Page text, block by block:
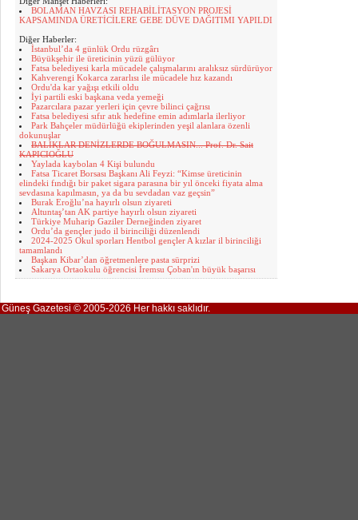
BOLAMAN HAVZASI REHABİLİTASYON PROJESİ
KAPSAMINDA ÜRETİCİLERE GEBE DÜVE DAĞITIMI YAPILDI
Diğer Haberler:
İstanbul’da 4 günlük Ordu rüzgârı
Büyükşehir ile üreticinin yüzü gülüyor
Fatsa belediyesi karla mücadele çalışmalarını aralıksız sürdürüyor
Kahverengi Kokarca zararlısı ile mücadele hız kazandı
Ordu'da kar yağışı etkili oldu
İyi partili eski başkana veda yemeği
Pazarcılara pazar yerleri için çevre bilinci çağrısı
Fatsa belediyesi sıfır atık hedefine emin adımlarla ilerliyor
Park Bahçeler müdürlüğü ekiplerinden yeşil alanlara özenli
dokunuşlar
BALIKLAR DENİZLERDE BOĞULMASIN... Prof. Dr. Sait
KAPICIOĞLU
Yaylada kaybolan 4 Kişi bulundu
Fatsa Ticaret Borsası Başkanı Ali Feyzi: “Kimse üreticinin
elindeki fındığı bir paket sigara parasına bir yıl önceki fiyata alma
sevdasına kapılmasın, ya da bu sevdadan vaz geçsin”
Burak Eroğlu’na hayırlı olsun ziyareti
Altuntaş’tan AK partiye hayırlı olsun ziyareti
Türkiye Muharip Gaziler Derneğinden ziyaret
Ordu’da gençler judo il birinciliği düzenlendi
2024-2025 Okul sporları Hentbol gençler A kızlar il birinciliği
tamamlandı
Başkan Kibar’dan öğretmenlere pasta sürprizi
Sakarya Ortaokulu öğrencisi İremsu Çoban'ın büyük başarısı
Güneş Gazetesi © 2005-2026 Her hakkı saklıdır.